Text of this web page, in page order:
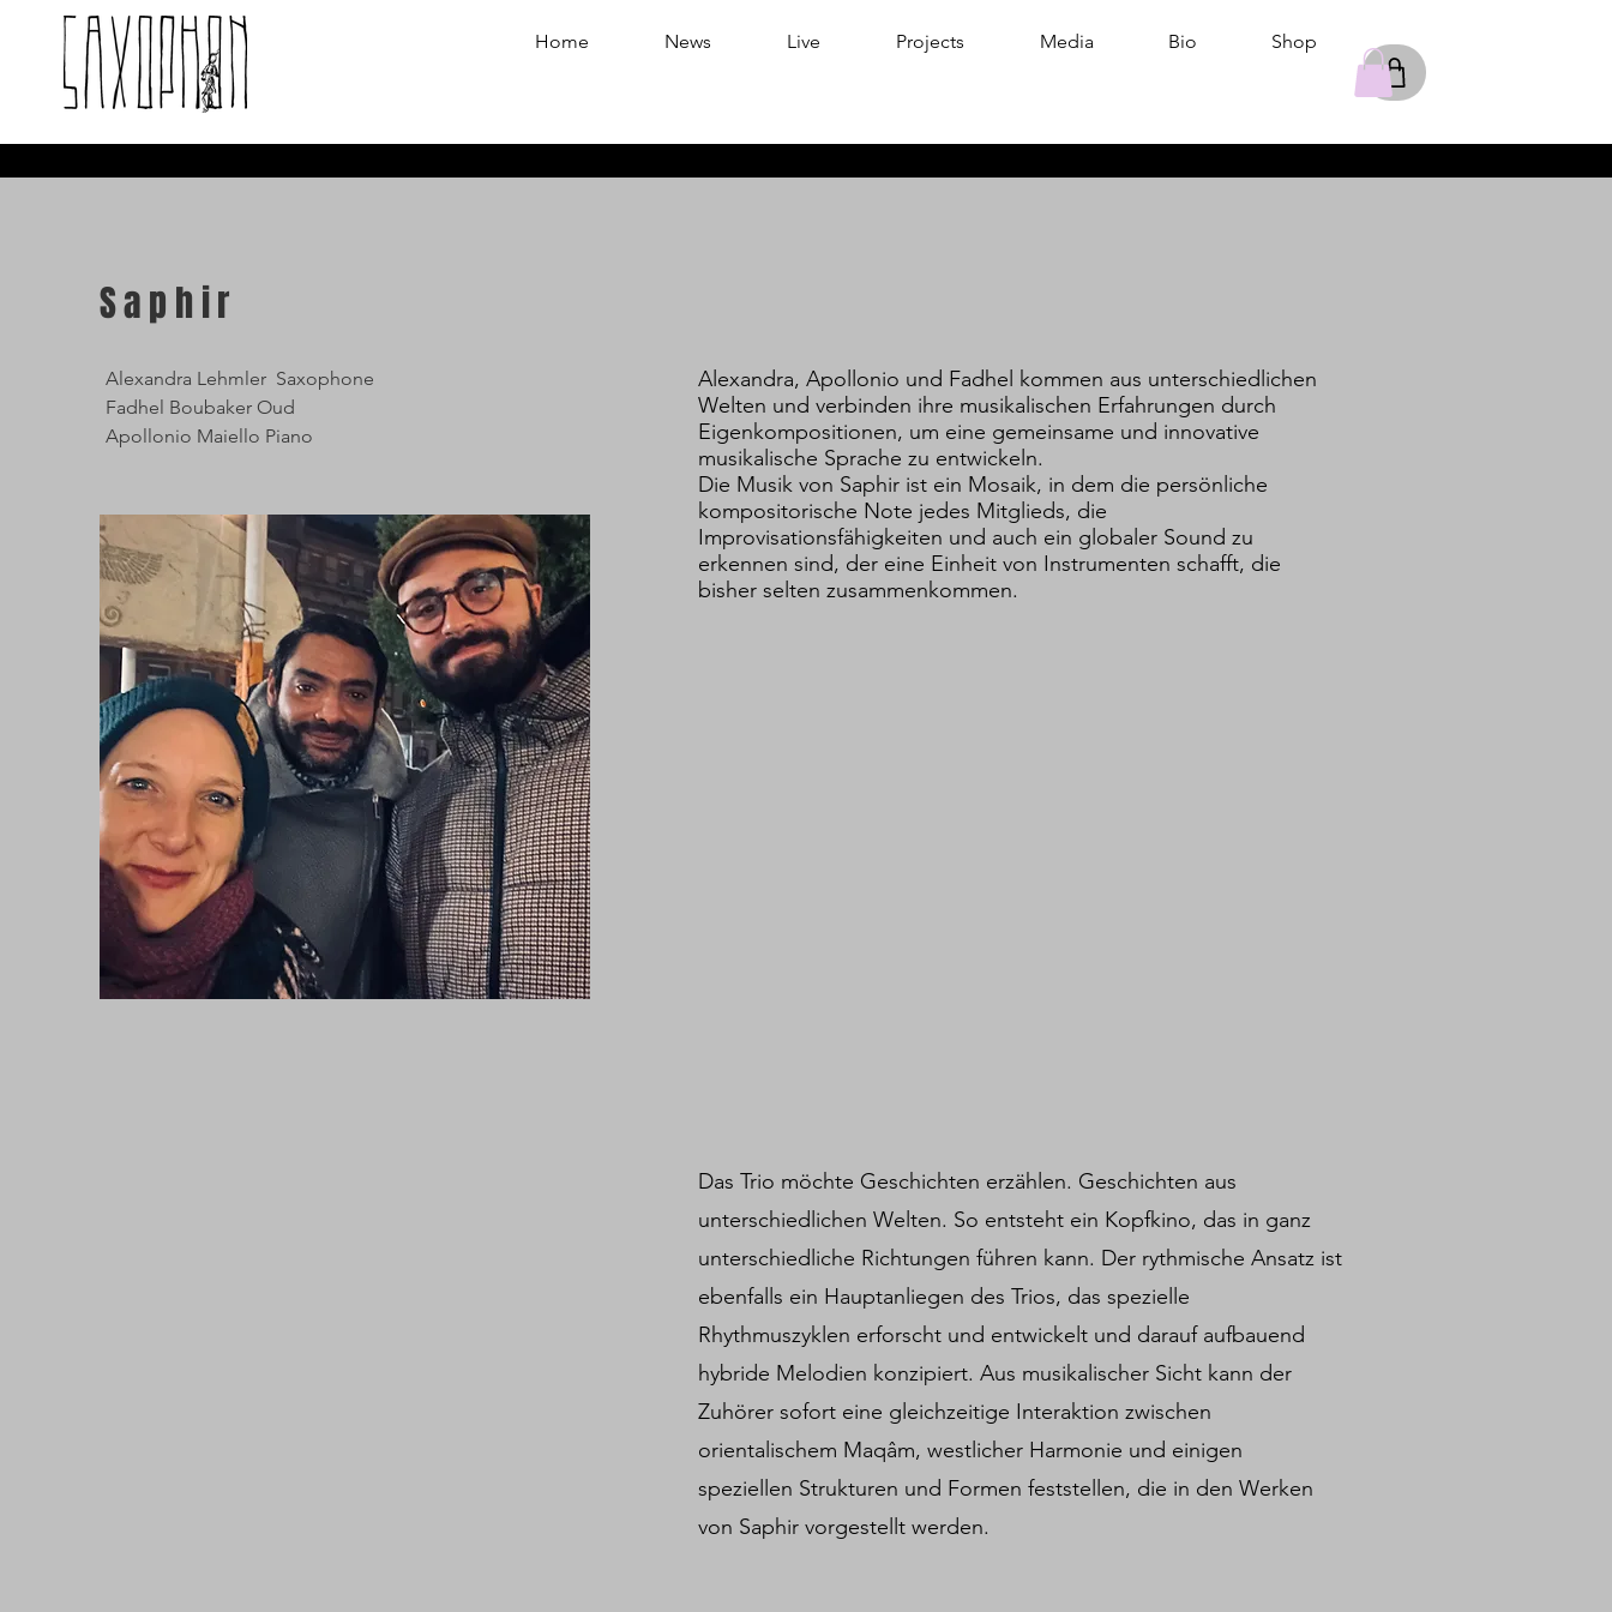
Home News Live Projects Media Bio Shop
Saphir
Alexandra Lehmler Saxophone
Fadhel Boubaker Oud
Apollonio Maiello Piano
Alexandra, Apollonio und Fadhel kommen aus unterschiedlichen
Welten und verbinden ihre musikalischen Erfahrungen durch
Eigenkompositionen, um eine gemeinsame und innovative
musikalische Sprache zu entwickeln.
Die Musik von Saphir ist ein Mosaik, in dem die persönliche
kompositorische Note jedes Mitglieds, die
Improvisationsfähigkeiten und auch ein globaler Sound zu
erkennen sind, der eine Einheit von Instrumenten schafft, die
bisher selten zusammenkommen.
Das Trio möchte Geschichten erzählen. Geschichten aus
unterschiedlichen Welten. So entsteht ein Kopfkino, das in ganz
unterschiedliche Richtungen führen kann. Der rythmische Ansatz ist
ebenfalls ein Hauptanliegen des Trios, das spezielle
Rhythmuszyklen erforscht und entwickelt und darauf aufbauend
hybride Melodien konzipiert. Aus musikalischer Sicht kann der
Zuhörer sofort eine gleichzeitige Interaktion zwischen
orientalischem Maqâm, westlicher Harmonie und einigen
speziellen Strukturen und Formen feststellen, die in den Werken
von Saphir vorgestellt werden.